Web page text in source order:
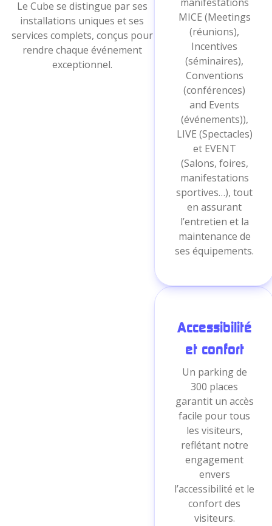
Le Cube se distingue par ses
installations uniques et ses
services complets, conçus pour
rendre chaque événement
exceptionnel.
MICE (Meetings
(réunions),
Incentives
(séminaires),
Conventions
(conférences)
and Events
(événements)),
LIVE (Spectacles)
et EVENT
(Salons, foires,
manifestations
sportives…), tout
en assurant
l’entretien et la
maintenance de
ses équipements.
Accessibilité
et confort
Un parking de
300 places
garantit un accès
facile pour tous
les visiteurs,
reflétant notre
engagement
envers
l’accessibilité et le
confort des
visiteurs.